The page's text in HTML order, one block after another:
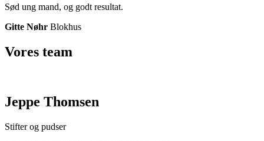
Sød ung mand, og godt resultat.
Gitte Nøhr Blokhus
Vores team
Jeppe Thomsen
Stifter og pudser